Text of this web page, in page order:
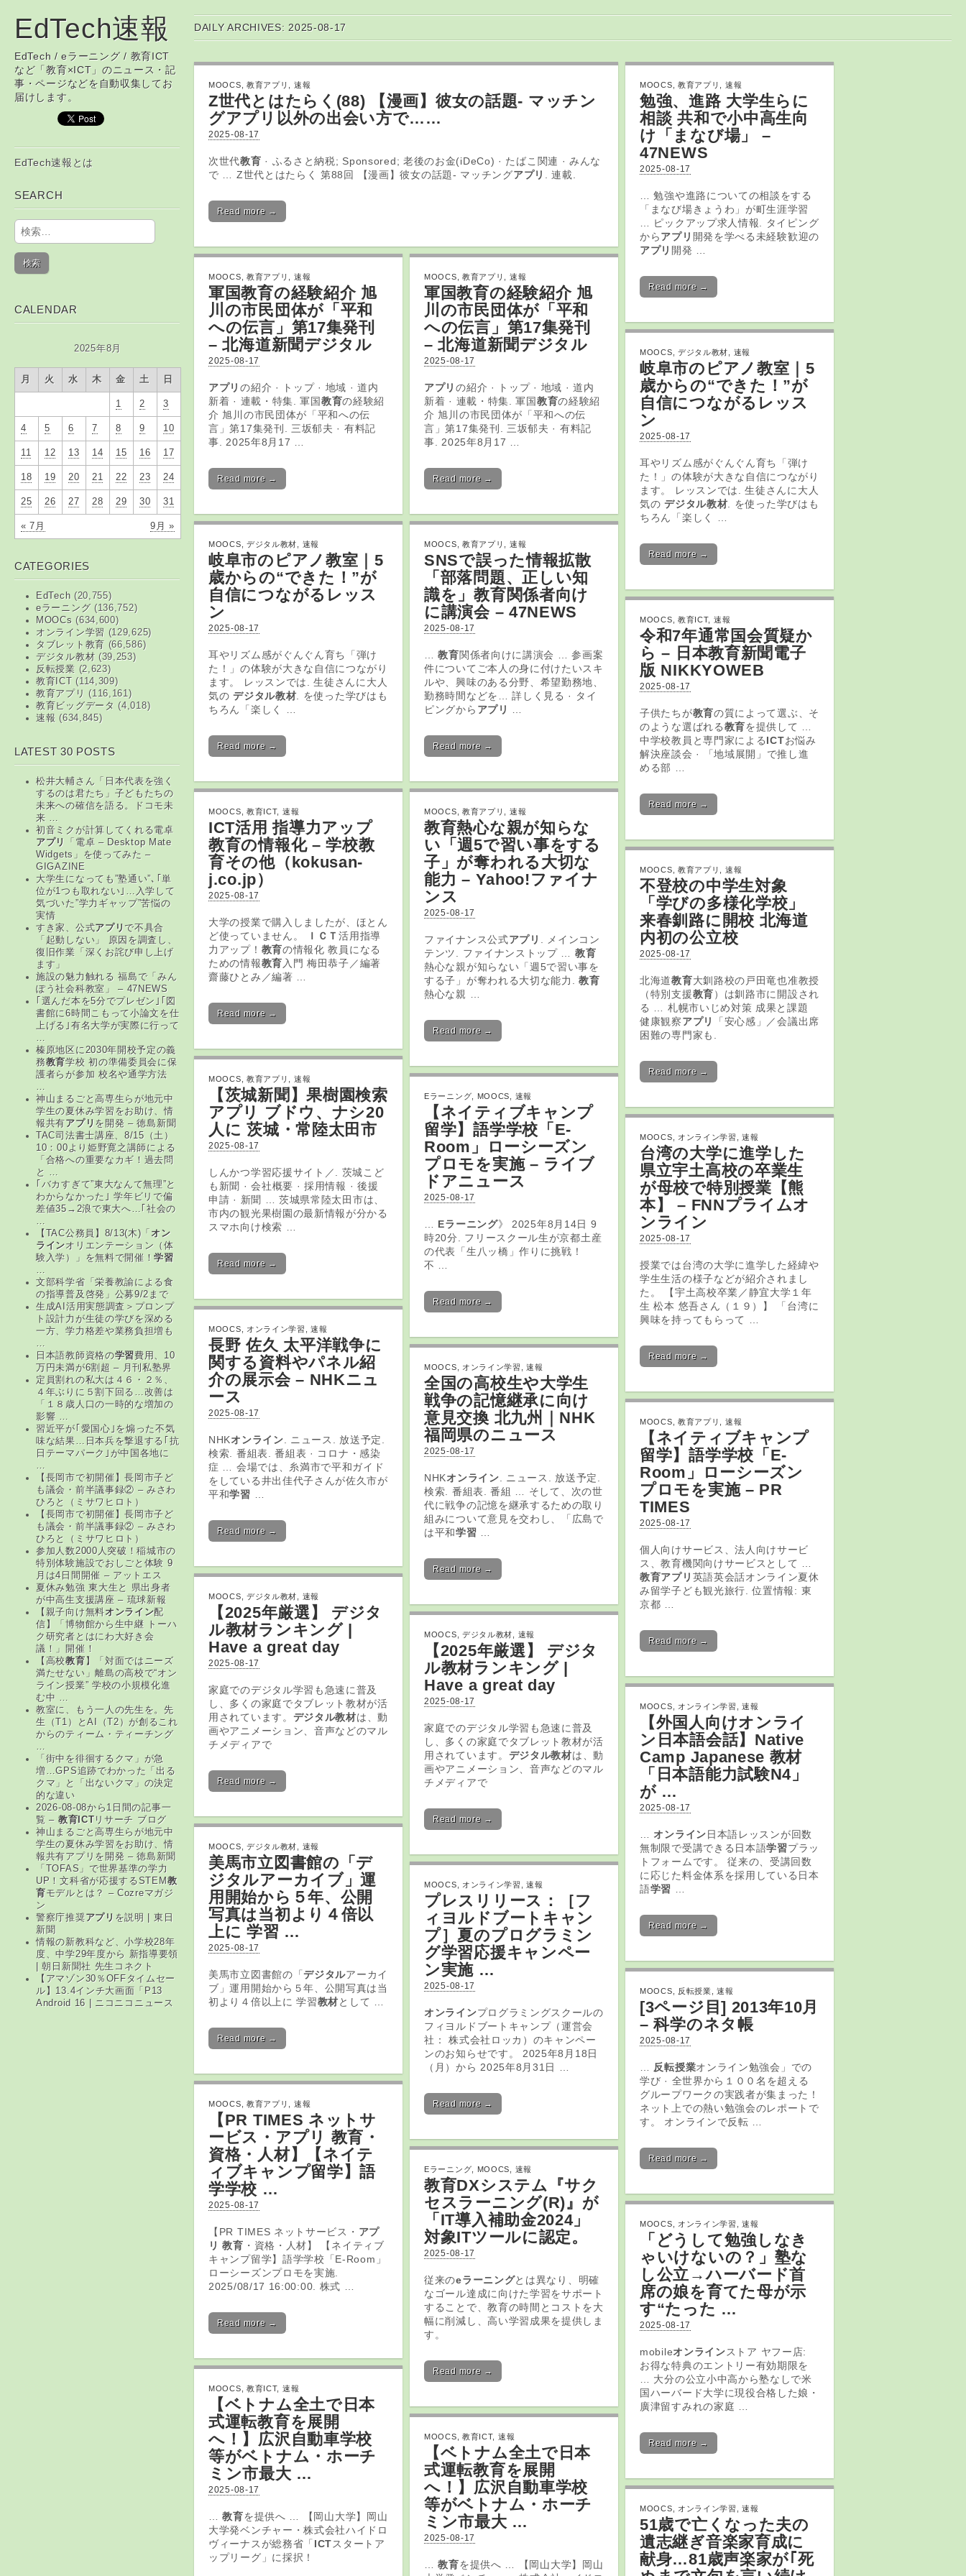
EdTech速報
EdTech / eラーニング / 教育ICT
など「教育×ICT」のニュース・記
事・ページなどを自動収集してお
届けします。
Skip to content
EdTech速報とは
SEARCH
検索:
CALENDAR
2025年8月
月 火 水 木 金 土 日
« 7月 9月 »
1 2 3
4 5 6 7 8 9 10
11 12 13 14 15 16 17
18 19 20 21 22 23 24
25 26 27 28 29 30 31
CATEGORIES
EdTech (20,755)
eラーニング(136,752)
MOOCs (634,600)
オンライン学習 (129,625)
タブレット教育 (66,586)
デジタル教材(39,253)
反転授業 (2,623)
教育ICT(114,309)
教育アプリ (116,161)
教育ビッグデータ (4,018)
速報 (634,845)
LATEST 30 POSTS
松井大輔さん「日本代表を強く
するのは君たち」子どもたちの
未来への確信を語る。ドコモ未
来 …
初音ミクが計算してくれる電卓
アプリ
「電卓 – Desktop Mate
Widgets」を使ってみた –
GIGAZINE
大学生になっても”塾通い”､｢単
位が1つも取れない｣…入学して
気づいた”学力ギャップ”苦悩の
実情
すき家、公式アプリ で不具合
「起動しない」 原因を調査し、
復旧作業「深くお詫び申し上げ
ます」
施設の魅力触れる 福島で「みん
ぽう社会科教室」 – 47NEWS
｢選んだ本を5分でプレゼン｣｢図
書館に6時間こもって小論文を仕
上げる｣有名大学が実際に行って
…
榛原地区に2030年開校予定の義
務教育学校 初の準備委員会に保
護者らが参加 校名や通学方法
…
神山まるごと高専生らが地元中
学生の夏休み学習をお助け、情
報共有アプリ を開発 – 徳島新聞
TAC司法書士講座、8/15（土）
10：00より姫野寛之講師による
「合格への重要なカギ！過去問
と …
｢バカすぎて”東大なんて無理”と
わからなかった｣ 学年ビリで偏
差値35→2浪で東大へ…｢社会の
…
【TAC公務員】8/13(木)「 オン
ラインオリエンテーション（体
験入学）」を無料で開催！学習
…
文部科学省「栄養教諭による食
の指導普及啓発」公募9/2まで
生成AI活用実態調査＞プロンプ
ト設計力が生徒の学びを深める
一方、学力格差や業務負担増も
…
日本語教師資格の学習 費用、10
万円未満が6割超 – 月刊私塾界
定員割れの私大は４６・２％、
４年ぶりに５割下回る…改善は
「１８歳人口の一時的な増加の
影響 …
習近平が｢愛国心｣を煽った不気
味な結果…日本兵を撃退する｢抗
日テーマパーク｣が中国各地に
…
【長岡市で初開催】長岡市子ど
も議会・前半議事録② – みさわ
ひろと（ミサワヒロト）
【長岡市で初開催】長岡市子ど
も議会・前半議事録② – みさわ
ひろと（ミサワヒロト）
参加人数2000人突破！稲城市の
特別体験施設でおしごと体験 9
月は4日間開催 – アットエス
夏休み勉強 東大生と 県出身者
が中高生支援講座 – 琉球新報
【親子向け無料オンライン配
信】「博物館から生中継 トーハ
ク研究者とはにわ大好き会
議！」開催！
【高校教育】「対面ではニーズ
満たせない」離島の高校で“オン
ライン授業” 学校の小規模化進
む中 …
教室に、もう一人の先生を。先
生（T1）とAI（T2）が創るこれ
からのティーム・ティーチング
…
「街中を徘徊するクマ」が急
増…GPS追跡でわかった「出る
クマ」と「出ないクマ」の決定
的な違い
2026-08-08から1日間の記事一
覧 – 教育ICTリサーチ ブログ
神山まるごと高専生らが地元中
学生の夏休み学習をお助け、情
報共有アプリを開発 – 徳島新聞
「TOFAS」で世界基準の学力
UP！文科省が応援するSTEM 教
育モデルとは？ – Cozreマガジ
ン
警察庁推奨アプリ を説明 | 東日
新聞
情報の新教科など、小学校28年
度、中学29年度から 新指導要領
| 朝日新聞社 先生コネクト
【アマゾン30％OFFタイムセー
ル】13.4インチ大画面「P13
Android 16 | ニコニコニュース
DAILY ARCHIVES: 2025-08-17
MOOCS 教育アプリ 速報
Z世代とはたらく(88) 【漫画】彼女の話題- マッチン
グアプリ 以外の出会い方で……
2025-08-17
次世代教育 · ふるさと納税; Sponsored; 老後のお金(iDeCo) · たばこ関連 · みんな
で … Z世代とはたらく 第88回 【漫画】彼女の話題- マッチングアプリ . 連載.
Read more →
MOOCS 教育アプリ 速報
勉強、進路 大学生らに
相談 共和で小中高生向
け「まなび場」 –
47NEWS
2025-08-17
… 勉強や進路についての相談をする
「まなび場きょうわ」が町生涯学習
… ピックアップ求人情報. タイピング
からアプリ 開発を学べる未経験歓迎の
アプリ 開発 …
Read more →
MOOCS 教育アプリ 速報
軍国教育の経験紹介 旭
川の市民団体が「平和
への伝言」第17集発刊
– 北海道新聞デジタル
2025-08-17
アプリの紹介 · トップ · 地域 · 道内
新着 · 連載・特集. 軍国教育の経験紹
介 旭川の市民団体が「平和への伝
言」第17集発刊. 三坂郁夫 · 有料記
事. 2025年8月17 …
Read more →
MOOCS 教育アプリ 速報
軍国教育の経験紹介 旭
川の市民団体が「平和
への伝言」第17集発刊
– 北海道新聞デジタル
2025-08-17
アプリの紹介 · トップ · 地域 · 道内
新着 · 連載・特集. 軍国教育の経験紹
介 旭川の市民団体が「平和への伝
言」第17集発刊. 三坂郁夫 · 有料記
事. 2025年8月17 …
Read more →
MOOCS デジタル教材 速報
岐阜市のピアノ教室｜5
歳からの“できた！”が
自信につながるレッス
ン
2025-08-17
耳やリズム感がぐんぐん育ち「弾け
た！」の体験が大きな自信につながり
ます。 レッスンでは. 生徒さんに大人
気のデジタル教材 . を使った学びはも
ちろん「楽しく …
Read more →
MOOCS デジタル教材 速報
岐阜市のピアノ教室｜5
歳からの“できた！”が
自信につながるレッス
ン
2025-08-17
耳やリズム感がぐんぐん育ち「弾け
た！」の体験が大きな自信につながり
ます。 レッスンでは. 生徒さんに大人
気のデジタル教材 . を使った学びはも
ちろん「楽しく …
Read more →
MOOCS 教育アプリ 速報
SNSで誤った情報拡散
「部落問題、正しい知
識を」教育関係者向け
に講演会 – 47NEWS
2025-08-17
…教育関係者向けに講演会 … 参画案
件についてご本人の身に付けたいスキ
ルや、興味のある分野、希望勤務地、
勤務時間などを… 詳しく見る · タイ
ピングから アプリ
Read more →
MOOCS 教育ICT, 速報
令和7年通常国会質疑か
ら – 日本教育新聞電子
版 NIKKYOWEB
2025-08-17
子供たちが教育の質によって選ぶ、そ
のような選ばれる教育を提供して …
中学校教員と専門家によるICTお悩み
解決座談会 · 「地域展開」で推し進
める部 …
Read more →
MOOCS 教育ICT, 速報
ICT活用 指導力アップ
教育の情報化 – 学校教
育その他（kokusan-
j.co.jp）
2025-08-17
大学の授業で購入しましたが、ほとん
ど使っていません。
ＩＣＴ活用指導
力アップ！ 教育の情報化 教員になる
ための情報教育 入門 梅田恭子／編著
齋藤ひとみ／編著 …
Read more →
MOOCS 教育アプリ 速報
教育熱心な親が知らな
い「週5で習い事をする
子」が奪われる大切な
能力 – Yahoo!ファイナ
ンス
2025-08-17
ファイナンス公式アプリ
. メインコン
テンツ. ファイナンストップ … 教育
熱心な親が知らない「週5で習い事を
する子」が奪われる大切な能力.教育
熱心な親 …
Read more →
MOOCS 教育アプリ 速報
不登校の中学生対象
「学びの多様化学校」
来春釧路に開校 北海道
内初の公立校
2025-08-17
北海道教育大釧路校の戸田竜也准教授
（特別支援教育）は釧路市に開設され
る … 札幌市いじめ対策 成果と課題
健康観察アプリ
「安心感」／会議出席
困難の専門家も.
Read more →
MOOCS 教育アプリ 速報
【茨城新聞】果樹園検索
アプリ ブドウ、ナシ20
人に 茨城・常陸太田市
2025-08-17
しんかつ学習応援サイト／. 茨城こど
も新聞 · 会社概要 · 採用情報 · 後援
申請 · 新聞 … 茨城県常陸太田市は、
市内の観光果樹園の最新情報が分かる
スマホ向け検索 …
Read more →
Eラーニング MOOCS 速報
【ネイティブキャンプ
留学】語学学校「 E-
Room」ローシーズン
プロモを実施 – ライブ
ドアニュース
2025-08-17
Eラーニング》 2025年8月14日 9
時20分. フリースクール生が京都土産
の代表「生八ッ橋」作りに挑戦！
不 …
Read more →
MOOCS オンライン学習 ,速報
台湾の大学に進学した
県立宇土高校の卒業生
が母校で特別授業【熊
本】 – FNNプライムオ
ンライン
2025-08-17
授業では台湾の大学に進学した経緯や
学生生活の様子などが紹介されまし
た。 【宇土高校卒業／静宜大学１年
生 松本 悠吾さん（１９）】 「台湾に
興味を持ってもらって …
Read more →
MOOCS オンライン学習 ,速報
長野 佐久 太平洋戦争に
関する資料やパネル紹
介の展示会 – NHKニュ
ース
2025-08-17
NHKオンライン . ニュース. 放送予定.
検索. 番組表. 番組表 · コロナ・感染
症 … 会場では、糸満市で平和ガイド
をしている井出佳代子さんが佐久市が
平和学習
Read more →
MOOCS オンライン学習 ,速報
全国の高校生や大学生
戦争の記憶継承に向け
意見交換 北九州｜NHK
福岡県のニュース
2025-08-17
NHKオンライン . ニュース. 放送予定.
検索. 番組表. 番組 … そして、次の世
代に戦争の記憶を継承するための取り
組みについて意見を交わし、「広島で
は平和学習
Read more →
MOOCS 教育アプリ 速報
【ネイティブキャンプ
留学】語学学校「E-
Room」ローシーズン
プロモを実施 – PR
TIMES
2025-08-17
個人向けサービス、法人向けサービ
ス、教育機関向けサービスとして …
教育アプリ 英語英会話オンライン夏休
み留学子ども観光旅行. 位置情報: 東
京都 …
Read more →
MOOCS デジタル教材 速報
【2025年厳選】 デジタ
ル教材ランキング |
Have a great day
2025-08-17
家庭でのデジタル学習も急速に普及
し、多くの家庭でタブレット教材が活
用されています。 デジタル教材は、動
画やアニメーション、音声などのマル
チメディアで
Read more →
MOOCS デジタル教材 速報
【2025年厳選】 デジタ
ル教材ランキング |
Have a great day
2025-08-17
家庭でのデジタル学習も急速に普及
し、多くの家庭でタブレット教材が活
用されています。 デジタル教材は、動
画やアニメーション、音声などのマル
チメディアで
Read more →
MOOCS オンライン学習 ,速報
【外国人向けオンライ
ン 日本語会話】Native
Camp Japanese 教材
「日本語能力試験N4」
が …
2025-08-17
オンライン日本語レッスンが回数
無制限で受講できる日本語学習プラッ
トフォームです。 従来の、受講回数
に応じた料金体系を採用している日本
語学習
Read more →
MOOCS デジタル教材 速報
美馬市立図書館の「 デ
ジタルアーカイブ」運
用開始から５年、公開
写真は当初より４倍以
上に 学習 …
2025-08-17
美馬市立図書館の「デジタルアーカイ
ブ」運用開始から５年、公開写真は当
初より４倍以上に 学習教材として …
Read more →
MOOCS オンライン学習 ,速報
プレスリリース：［フ
ィヨルドブートキャン
プ］夏のプログラミン
グ学習応援キャンペー
ン実施 …
2025-08-17
オンラインプログラミングスクールの
フィヨルドブートキャンプ（運営会
社： 株式会社ロッカ）のキャンペー
ンのお知らせです。 2025年8月18日
（月）から 2025年8月31日 …
Read more →
MOOCS 反転授業 ,速報
[3ページ目] 2013年10月
– 科学のネタ帳
2025-08-17
反転授業オンライン勉強会」での
学び · 全世界から１００名を超える
グループワークの実践者が集まった！
ネット上での熱い勉強会のレポートで
す。 オンラインで反転 …
Read more →
MOOCS 教育アプリ 速報
【PR TIMES ネットサ
ービス・ アプリ 教育 ・
資格・人材】【ネイテ
ィブキャンプ留学】語
学学校 …
2025-08-17
【PR TIMES ネットサービス・ アプ
リ 教育 ・資格・人材】 【ネイティブ
キャンプ留学】語学学校「E-Room」
ローシーズンプロモを実施.
2025/08/17 16:00:00. 株式 …
Read more →
Eラーニング MOOCS 速報
教育DXシステム『サク
セス ラーニング(R)』が
「IT導入補助金2024」
対象ITツールに認定。
2025-08-17
従来のeラーニングとは異なり、明確
なゴール達成に向けた学習をサポート
することで、教育の時間とコストを大
幅に削減し、高い学習成果を提供しま
す。
Read more →
MOOCS オンライン学習 ,速報
「どうして勉強 しなき
ゃいけないの？」塾な
し公立→ハーバード首
席の娘を育てた母が示
す“たった …
2025-08-17
mobileオンラインストア ヤフー店:
お得な特典のエントリー有効期限を
… 大分の公立小中高から塾なしで米
国ハーバード大学に現役合格した娘・
廣津留すみれの家庭 …
Read more →
MOOCS 教育ICT, 速報
【ベトナム全土で日本
式運転教育を展開
へ！】広沢自動車学校
等がベトナム・ホーチ
ミン市最大 …
2025-08-17
…教育を提供へ … 【岡山大学】岡山
大学発ベンチャー・株式会社ハイドロ
ヴィーナスが総務省「 ICTスタートア
ップリーグ」に採択！
MOOCS 教育ICT, 速報
【ベトナム全土で日本
式運転教育を展開
へ！】広沢自動車学校
等がベトナム・ホーチ
ミン市最大 …
2025-08-17
…教育を提供へ … 【岡山大学】岡山
MOOCS オンライン学習 ,速報
51歳で亡くなった夫の
遺志継ぎ音楽家育成に
献身…81歳声楽家が｢死